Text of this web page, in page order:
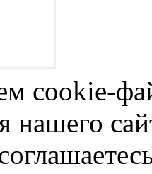
cookie-
нашего